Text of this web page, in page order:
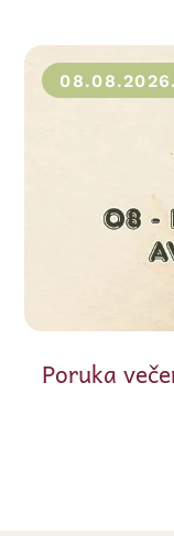
08.08.2026.
Poruka